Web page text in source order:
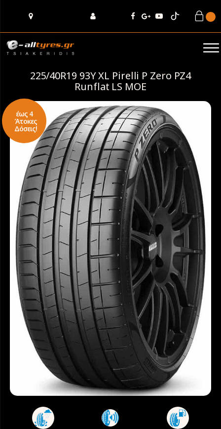
225/40R19 93Y XL Pirelli P Zero PZ4
Runflat LS ΜΟΕ
έως 4
Άτοκες
Δόσεις!